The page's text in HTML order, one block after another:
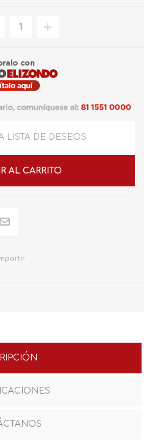
LISTA DE DESEOS
AL CARRITO